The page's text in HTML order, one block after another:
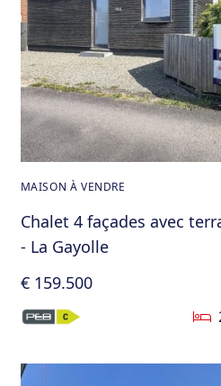
MAISON À VENDRE
Chalet 4 façades avec
- La Gayolle
€ 159.500